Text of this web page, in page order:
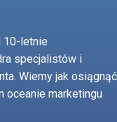
10-letnie
specjalistów i
Wiemy jak osiągnąć
oceanie marketingu